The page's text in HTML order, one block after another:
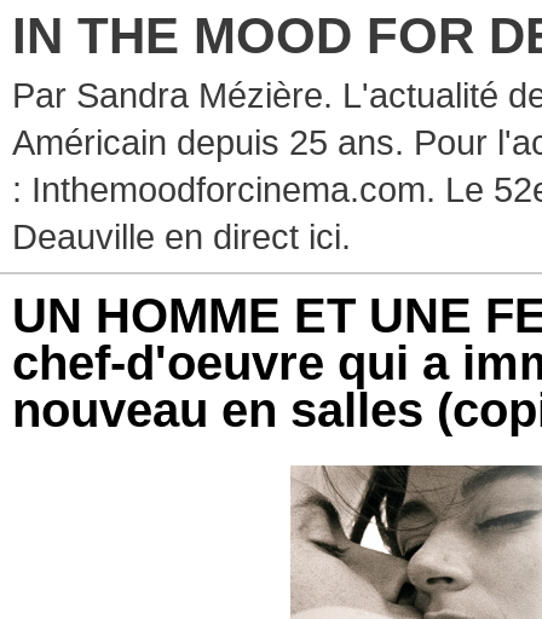
IN THE MOOD FOR
Par Sandra Mézière. L'actualité
Américain depuis 25 ans. Pour
: Inthemoodforcinema.com. Le
Deauville en direct ici.
UN HOMME ET UNE
chef-d'oeuvre qui a
nouveau en salles